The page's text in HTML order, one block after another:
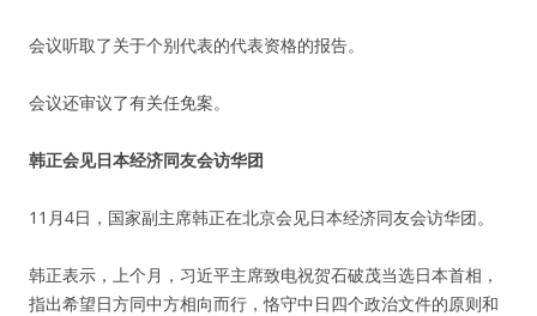
会议听取了关于个别代表的代表资格的报告。
会议还审议了有关任免案。
韩正会见日本经济同友会访华团
11月4日，国家副主席韩正在北京会见日本经济同友会访华团。
韩正表示，上个月，习近平主席致电祝贺石破茂当选日本首相，
指出希望日方同中方相向而行，恪守中日四个政治文件的原则和